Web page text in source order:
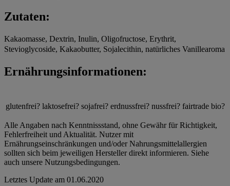
Zutaten:
Kakaomasse, Dextrin, Inulin, Oligofructose, Erythrit,
Stevioglycoside, Kakaobutter, Sojalecithin, natürliches Vanillearoma
Ernährungsinformationen:
glutenfrei? laktosefrei? sojafrei? erdnussfrei? nussfrei? fairtrade bio?
Alle Angaben nach Kenntnissstand, ohne Gewähr für Richtigkeit,
Fehlerfreiheit und Aktualität. Nutzer mit
Ernährungseinschränkungen und/oder Nahrungsmittelallergien
sollten sich beim jeweiligen Hersteller direkt informieren. Siehe
auch unsere Nutzungsbedingungen.
Letztes Update am 01.06.2020